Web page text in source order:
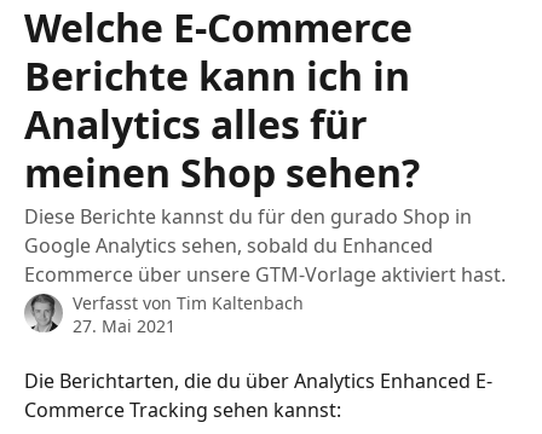
Welche E-Commerce
Berichte kann ich in
Analytics alles für
meinen Shop sehen?
Diese Berichte kannst du für den gurado Shop in
Google Analytics sehen, sobald du Enhanced
Ecommerce über unsere GTM-Vorlage aktiviert hast.
Verfasst von Tim Kaltenbach
27. Mai 2021
Die Berichtarten, die du über Analytics Enhanced E-
Commerce Tracking sehen kannst: